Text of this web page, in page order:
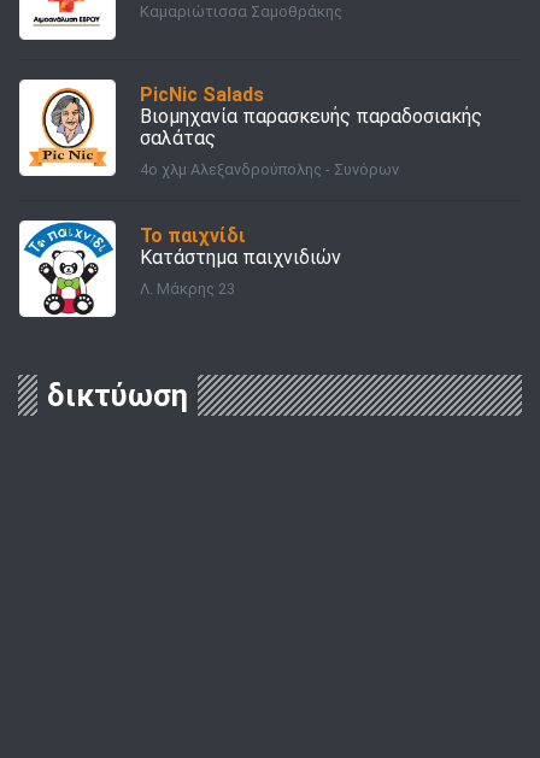
Καμαριώτισσα Σαμοθράκης
PicNic Salads
Βιομηχανία παρασκευής παραδοσιακής
σαλάτας
4ο χλμ Αλεξανδρούπολης - Συνόρων
Το παιχνίδι
Κατάστημα παιχνιδιών
Λ. Μάκρης 23
δικτύωση